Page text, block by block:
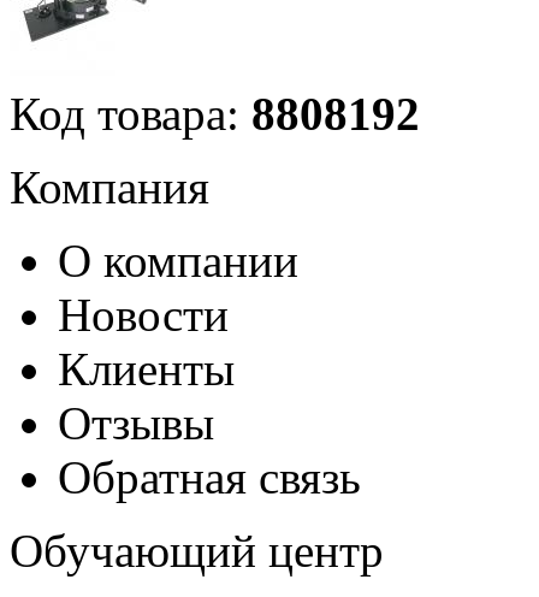
Код товара: 8808192
Компания
О компании
Новости
Клиенты
Отзывы
Обратная связь
Обучающий центр